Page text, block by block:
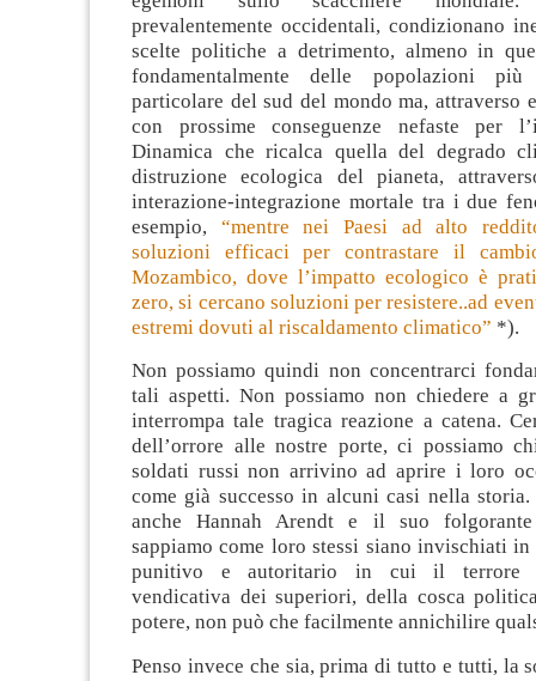
prevalentemente occidentali, condizionano
scelte politiche a detrimento, almeno in
fondamentalmente delle popolazioni
particolare del sud del mondo ma, attraverso
con prossime conseguenze nefaste per
Dinamica che ricalca quella del degrado
distruzione ecologica del pianeta,
interazione-integrazione mortale tra i due
esempio, “mentre nei Paesi ad alto
soluzioni efficaci per contrastare il
Mozambico, dove l’impatto ecologico è
zero, si cercano soluzioni per resistere..ad
estremi dovuti al riscaldamento climatico” *).
Non possiamo quindi non concentrarci
tali aspetti. Non possiamo non chiedere a
interrompa tale tragica reazione a catena.
dell’orrore alle nostre porte, ci possiamo
soldati russi non arrivino ad aprire i loro
come già successo in alcuni casi nella storia.
anche Hannah Arendt e il suo folgorante
sappiamo come loro stessi siano invischiati in
punitivo e autoritario in cui il terrore
vendicativa dei superiori, della cosca
potere, non può che facilmente annichilire
Penso invece che sia, prima di tutto e tutti, la